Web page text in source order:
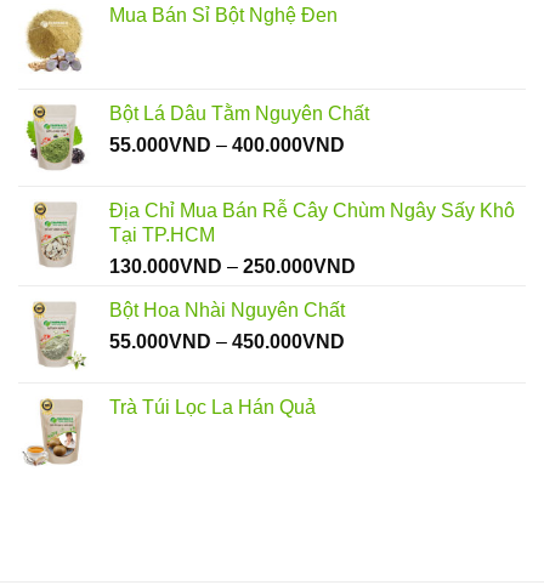
Mua Bán Sỉ Bột Nghệ Đen
Bột Lá Dâu Tằm Nguyên Chất
55.000VND – 400.000VND
55.000VND
400.000VND
Địa Chỉ Mua Bán Rễ Cây Chùm Ngây Sấy Khô
Tại TP.HCM
130.000VND – 250.000VND
Bột Hoa Nhài Nguyên Chất
55.000VND – 450.000VND
Trà Túi Lọc La Hán Quả